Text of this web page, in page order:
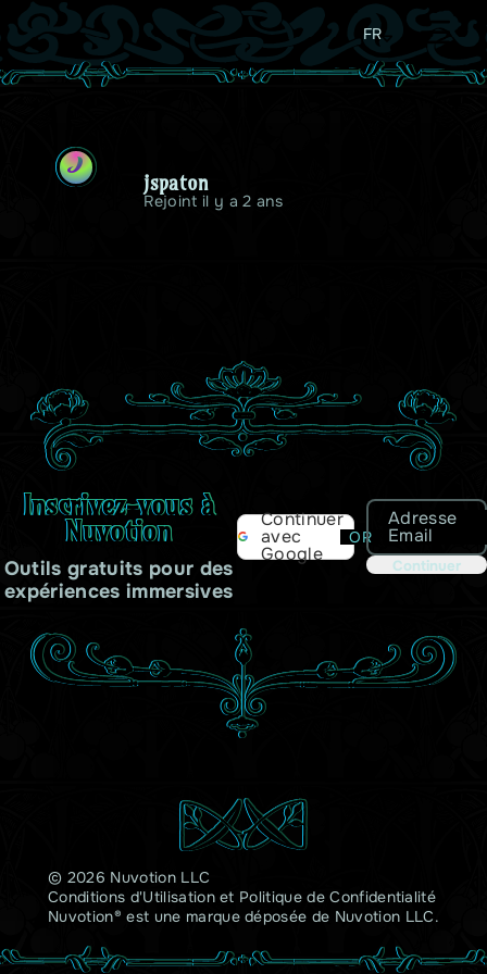
FR
J
jspaton
Rejoint il y a 2 ans
Inscrivez-vous à
Nuvotion
Outils gratuits pour des
expériences immersives
Continuer
avec
Google
OR
Adresse
Email
Continuer
© 2026 Nuvotion LLC
Conditions d'Utilisationet Politique de Confidentialité
Nuvotion® est une marque déposée de Nuvotion LLC.